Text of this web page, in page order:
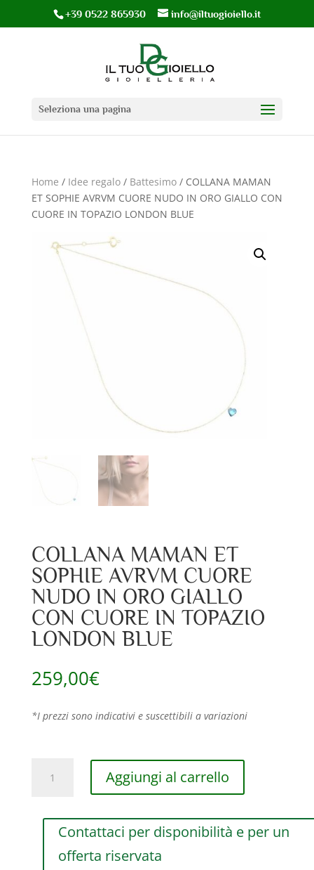
+39 0522 865930 info@iltuogioiello.it
Seleziona una pagina
Home / Idee regalo/ Battesimo/ COLLANA MAMAN
ET SOPHIE AVRVM CUORE NUDO IN ORO GIALLO CON
CUORE IN TOPAZIO LONDON BLUE
COLLANA MAMAN ET
SOPHIE AVRVM CUORE
NUDO IN ORO GIALLO
CON CUORE IN TOPAZIO
LONDON BLUE
259,00€
*I prezzi sono indicativi e suscettibili a variazioni
MAMAN
AVRVM
NUDO
Aggiungi al carrello
Contattaci per disponibilità e per un
offerta riservata